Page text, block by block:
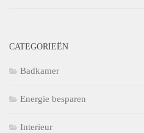
CATEGORIEËN
Badkamer
Energie besparen
Interieur